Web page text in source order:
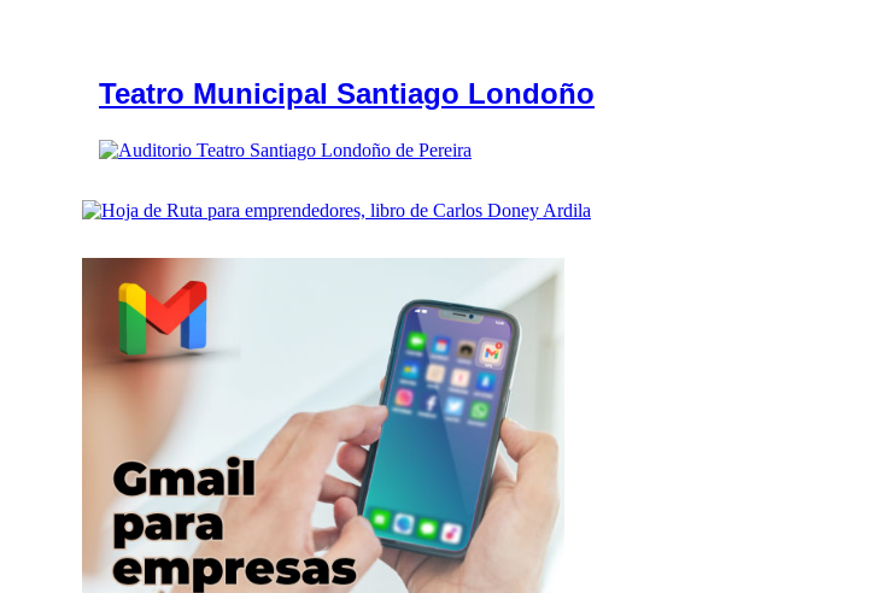
Teatro Municipal Santiago Londoño